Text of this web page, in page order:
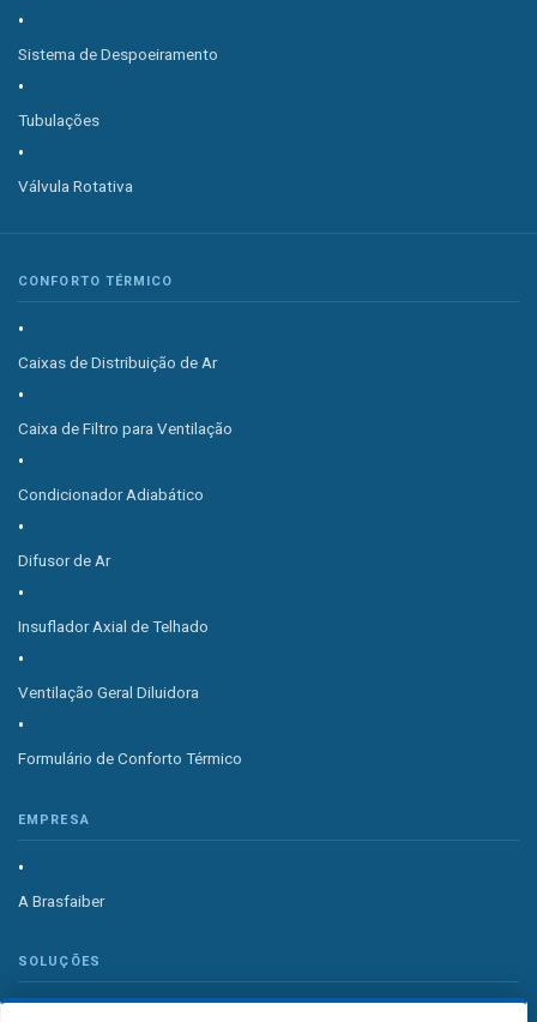
Sistema de Despoeiramento
Tubulações
Válvula Rotativa
CONFORTO TÉRMICO
Caixas de Distribuição de Ar
Caixa de Filtro para Ventilação
Condicionador Adiabático
Difusor de Ar
Insuflador Axial de Telhado
Ventilação Geral Diluidora
Formulário de Conforto Térmico
EMPRESA
A Brasfaiber
SOLUÇÕES